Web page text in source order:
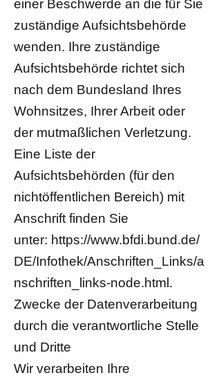
einer Beschwerde an die für Sie
zuständige Aufsichtsbehörde
wenden. Ihre zuständige
Aufsichtsbehörde richtet sich
nach dem Bundesland Ihres
Wohnsitzes, Ihrer Arbeit oder
der mutmaßlichen Verletzung.
Eine Liste der
Aufsichtsbehörden (für den
nichtöffentlichen Bereich) mit
Anschrift finden Sie
unter: https://www.bfdi.bund.de/
DE/Infothek/Anschriften_Links/a
nschriften_links-node.html .
Zwecke der Datenverarbeitung
durch die verantwortliche Stelle
und Dritte
Wir verarbeiten Ihre